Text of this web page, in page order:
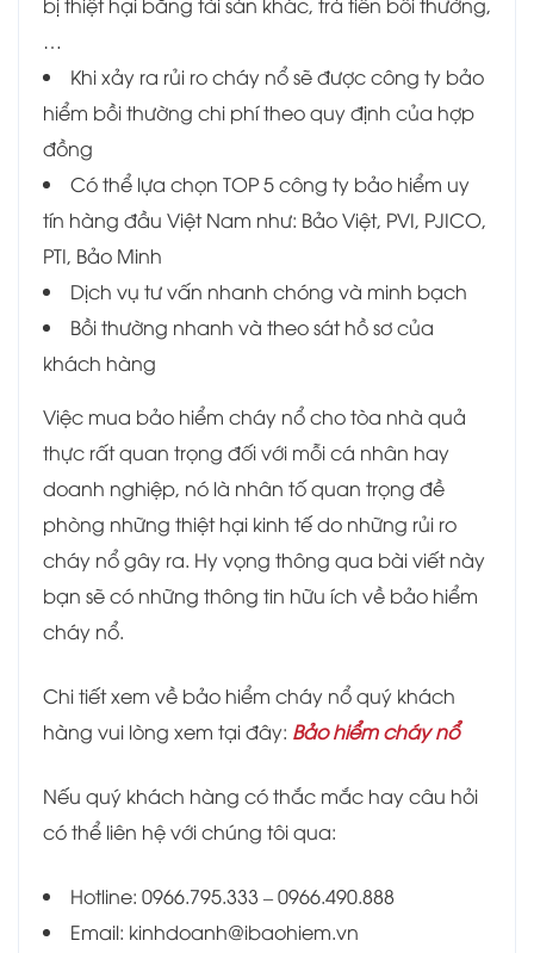
bị thiệt hại bằng tài sản khác, trả tiền bồi thường,
…
Khi xảy ra rủi ro cháy nổ sẽ được công ty bảo
hiểm bồi thường chi phí theo quy định của hợp
đồng
Có thể lựa chọn TOP 5 công ty bảo hiểm uy
tín hàng đầu Việt Nam như: Bảo Việt, PVI, PJICO,
PTI, Bảo Minh
Dịch vụ tư vấn nhanh chóng và minh bạch
Bồi thường nhanh và theo sát hồ sơ của
khách hàng
Việc mua bảo hiểm cháy nổ cho tòa nhà quả
thực rất quan trọng đối với mỗi cá nhân hay
doanh nghiệp, nó là nhân tố quan trọng đề
phòng những thiệt hại kinh tế do những rủi ro
cháy nổ gây ra. Hy vọng thông qua bài viết này
bạn sẽ có những thông tin hữu ích về bảo hiểm
cháy nổ.
Chi tiết xem về bảo hiểm cháy nổ quý khách
hàng vui lòng xem tại đây: Bảo hiểm cháy nổ
Nếu quý khách hàng có thắc mắc hay câu hỏi
có thể liên hệ với chúng tôi qua:
Hotline: 0966.795.333 – 0966.490.888
Email: kinhdoanh@ibaohiem.vn